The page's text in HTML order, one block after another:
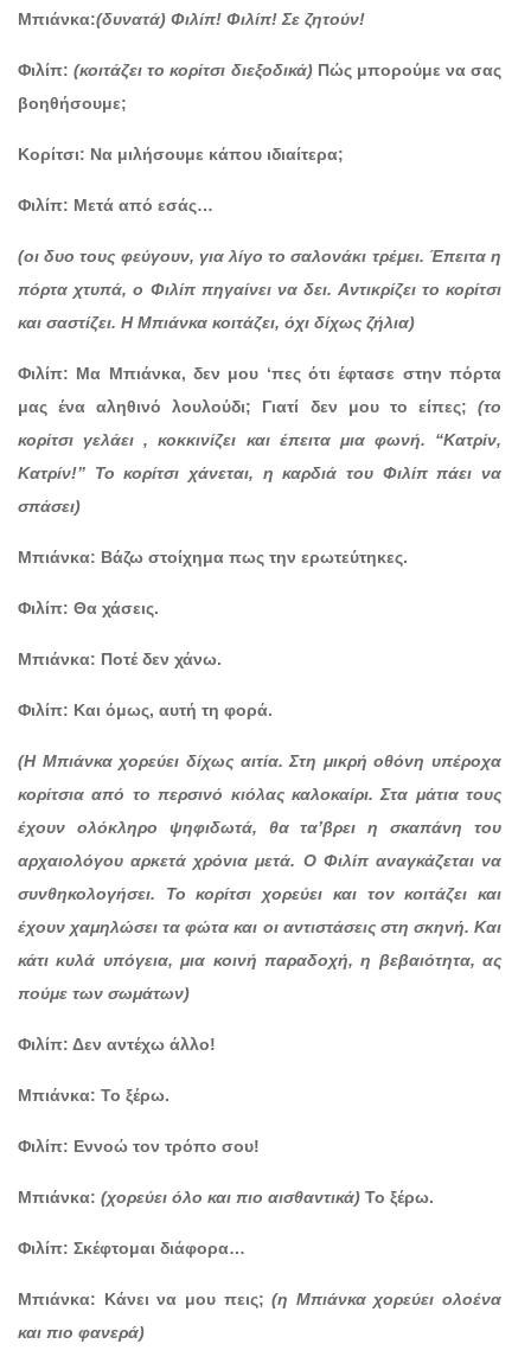
Μπιάνκα:(δυνατά) Φιλίπ! Φιλίπ! Σε ζητούν!
Φιλίπ:(κοιτάζει το κορίτσι διεξοδικά) Πώς μπορούμε να σας
βοηθήσουμε;
Κορίτσι: Να μιλήσουμε κάπου ιδιαίτερα;
Φιλίπ: Μετά από εσάς…
(οι δυο τους φεύγουν, για λίγο το σαλονάκι τρέμει. Έπειτα η
πόρτα χτυπά, ο Φιλίπ πηγαίνει να δει. Αντικρίζει το κορίτσι
και σαστίζει. Η Μπιάνκα κοιτάζει, όχι δίχως ζήλια)
Φιλίπ: Μα Μπιάνκα, δεν μου ‘πες ότι έφτασε στην πόρτα
μας ένα αληθινό λουλούδι; Γιατί δεν μου το είπες; (το
κορίτσι γελάει , κοκκινίζει και έπειτα μια φωνή. “Κατρίν,
Κατρίν!” Το κορίτσι χάνεται, η καρδιά του Φιλίπ πάει να
σπάσει)
Μπιάνκα: Βάζω στοίχημα πως την ερωτεύτηκες.
Φιλίπ: Θα χάσεις.
Μπιάνκα: Ποτέ δεν χάνω.
Φιλίπ: Και όμως, αυτή τη φορά.
(Η Μπιάνκα χορεύει δίχως αιτία. Στη μικρή οθόνη υπέροχα
κορίτσια από το περσινό κιόλας καλοκαίρι. Στα μάτια τους
έχουν ολόκληρο ψηφιδωτά, θα τα’βρει η σκαπάνη του
αρχαιολόγου αρκετά χρόνια μετά. Ο Φιλίπ αναγκάζεται να
συνθηκολογήσει. Το κορίτσι χορεύει και τον κοιτάζει και
έχουν χαμηλώσει τα φώτα και οι αντιστάσεις στη σκηνή. Και
κάτι κυλά υπόγεια, μια κοινή παραδοχή, η βεβαιότητα, ας
πούμε των σωμάτων)
Φιλίπ: Δεν αντέχω άλλο!
Μπιάνκα: Το ξέρω.
Φιλίπ: Εννοώ τον τρόπο σου!
Μπιάνκα: (χορεύει όλο και πιο αισθαντικά) Το ξέρω.
Φιλίπ: Σκέφτομαι διάφορα…
Μπιάνκα: Κάνει να μου πεις;(η Μπιάνκα χορεύει ολοένα
και πιο φανερά)